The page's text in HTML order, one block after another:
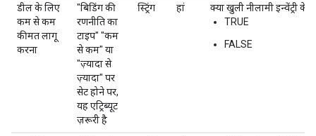
डील के लिए
कम से कम
कीमत लागू
करना
"बिडिंग की
रणनीति का
टाइप" "कम
से कम" या
"ज़्यादा से
ज़्यादा" पर
सेट होने पर,
यह एट्रिब्यूट
ज़रूरी है
स्ट्रिंग हां
क्या खुली नीलामी इन्वेंट्री के
TRUE
FALSE